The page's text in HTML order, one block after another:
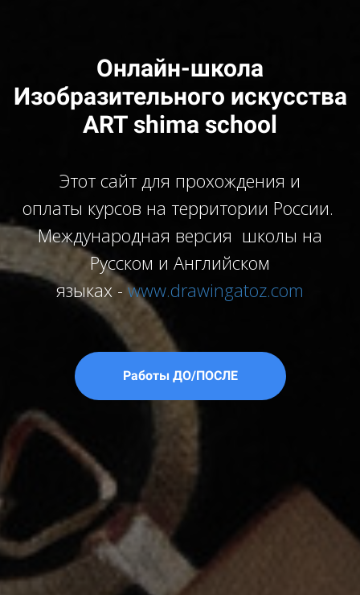
Онлайн-школа
Изобразительного искусства
ART shima school
Этот сайт для прохождения и
оплаты курсов на территории России.
Международная версия школы на
Русском и Английском
языках -www.drawingatoz.com
Работы ДО/ПОСЛЕ